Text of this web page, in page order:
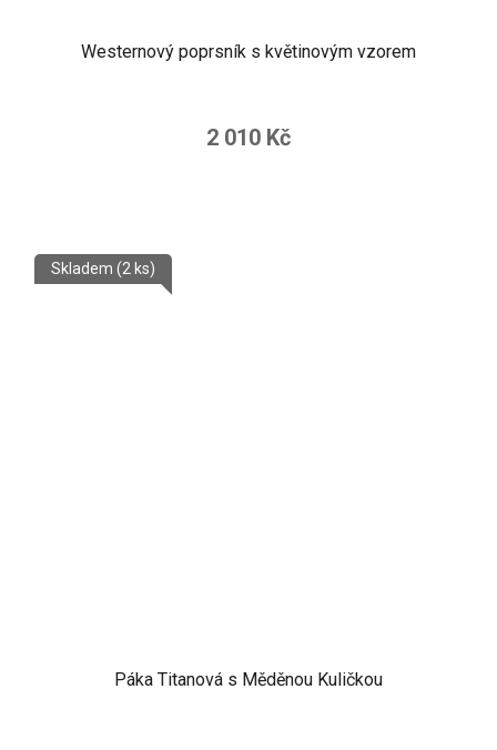
Westernový poprsník s květinovým vzorem
2 010 Kč
Páka Titanová s Měděnou Kuličkou
Skladem (2 ks)